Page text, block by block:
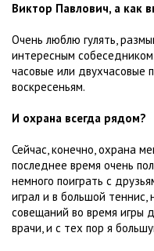
Виктор Павлович, а как
Очень люблю гулять,
интересным
часовые или двухчасовые
воскресеньям.
И охрана всегда рядом?
Сейчас, конечно, охрана
последнее время очень
немного поиграть с
играл и в большой теннис,
совещаний во время игры
врачи, и с тех пор я